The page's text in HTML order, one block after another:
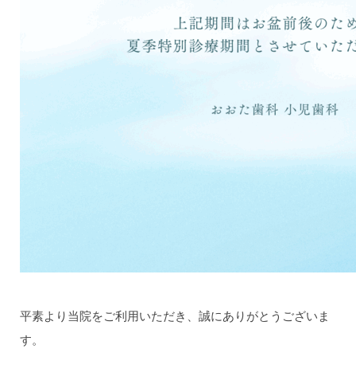
平素より当院をご利用いただき、誠にありがとうございま
す。